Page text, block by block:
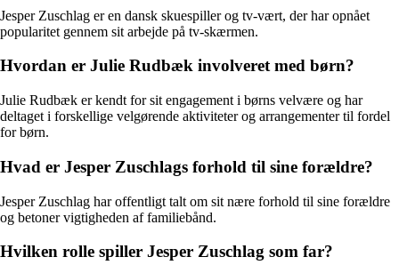
Jesper Zuschlag er en dansk skuespiller og tv-vært, der har opnået
popularitet gennem sit arbejde på tv-skærmen.
Hvordan er Julie Rudbæk involveret med børn?
Julie Rudbæk er kendt for sit engagement i børns velvære og har
deltaget i forskellige velgørende aktiviteter og arrangementer til fordel
for børn.
Hvad er Jesper Zuschlags forhold til sine forældre?
Jesper Zuschlag har offentligt talt om sit nære forhold til sine forældre
og betoner vigtigheden af familiebånd.
Hvilken rolle spiller Jesper Zuschlag som far?